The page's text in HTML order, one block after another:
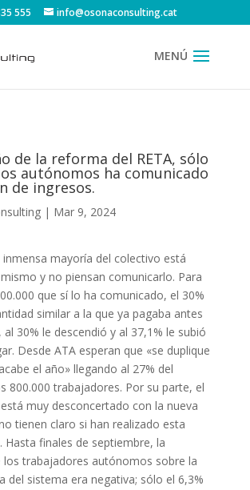
555 info@osonaconsulting.cat
de la reforma del RETA, sólo
autónomos ha comunicado
de ingresos.
| Mar 9, 2024
inmensa mayoría del colectivo está
y no piensan comunicarlo. Para
que sí lo ha comunicado, el 30%
similar a la que ya pagaba antes
30% le descendió y al 37,1% le subió
Desde ATA esperan que «se duplique
el año» llegando al 27% del
800.000 trabajadores. Por su parte, el
muy desconcertado con la nueva
tienen claro si han realizado esta
Hasta finales de septiembre, la
los trabajadores autónomos sobre la
del sistema era negativa; sólo el 6,3%